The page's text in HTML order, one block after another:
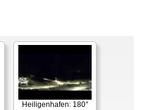
Heiligenhafen: 180°